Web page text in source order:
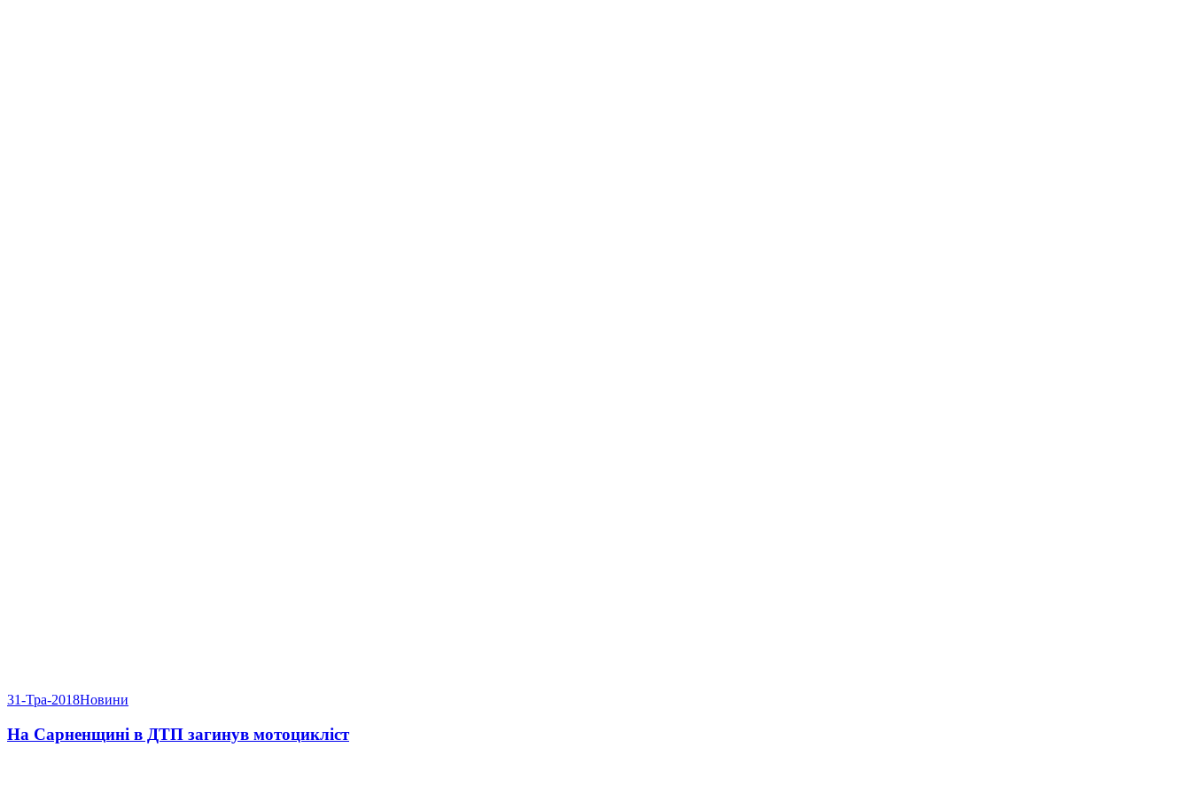
31-Тра-2018Новини
На Сарненщині в ДТП загинув мотоцикліст